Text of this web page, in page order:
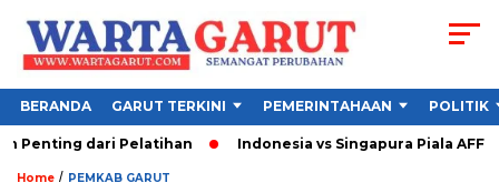
BERANDA GARUT TERKINI PEMERINTAHAAN POLITIK
dari Pelatihan Indonesia vs Singapura Piala AFF
Home / PEMKAB GARUT